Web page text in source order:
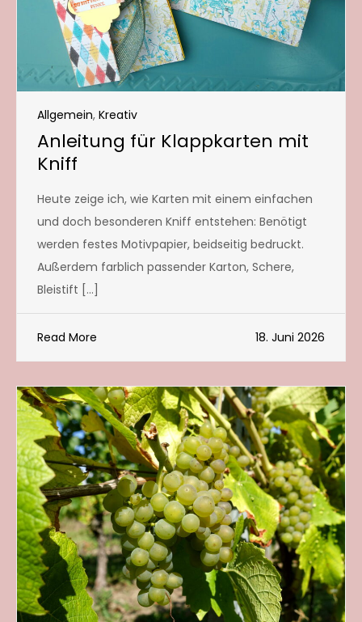
Allgemein, Kreativ
Anleitung für Klappkarten mit
Kniff
Heute zeige ich, wie Karten mit einem einfachen
und doch besonderen Kniff entstehen: Benötigt
werden festes Motivpapier, beidseitig bedruckt.
Außerdem farblich passender Karton, Schere,
Bleistift […]
Read More 18. Juni 2026